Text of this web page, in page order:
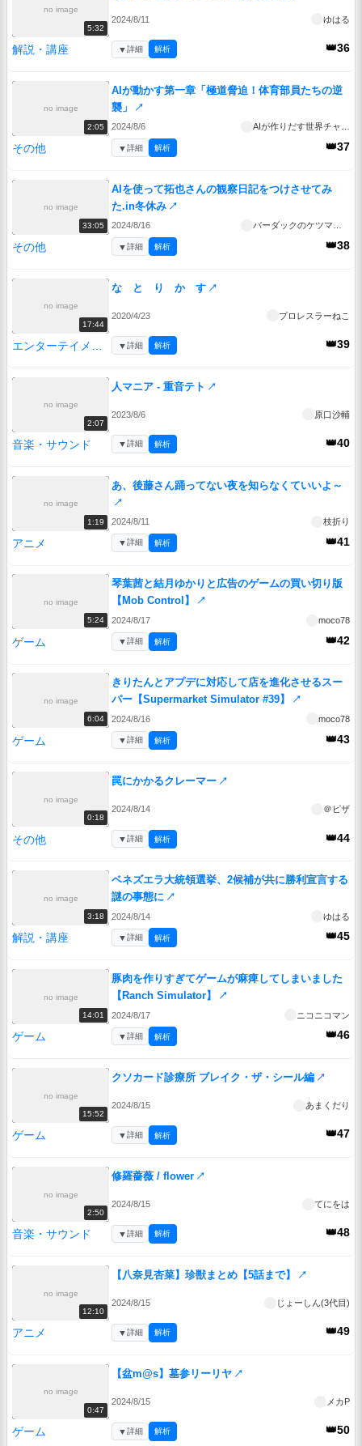
no image
5:32
2024/8/11 ゆはる
解説・講座 👑36
▼詳細 解析
no image
2:05
AIが動かす第一章「極道脅迫！体育部員たちの逆
襲」
↗
2024/8/6
その他 👑37
▼詳細 解析
no image
33:05
AIを使って拓也さんの観察日記をつけさせてみ
た.in冬休み ↗
2024/8/16
その他 👑38
▼詳細 解析
no image
17:44
な と り か す ↗
2020/4/23 プロレスラーねこ
👑39
▼詳細 解析
no image
2:07
人マニア - 重音テト ↗
2023/8/6 原口沙輔
音楽・サウンド 👑40
▼詳細 解析
no image
1:19
あ、後藤さん踊ってない夜を知らなくていいよ～
↗
2024/8/11 枝折り
アニメ 👑41
▼詳細 解析
no image
5:24
琴葉茜と結月ゆかりと広告のゲームの買い切り版
【Mob Control】
↗
2024/8/17 moco78
ゲーム 👑42
▼詳細 解析
no image
6:04
きりたんとアプデに対応して店を進化させるスー
パー【Supermarket Simulator #39】
↗
2024/8/16 moco78
ゲーム 👑43
▼詳細 解析
no image
0:18
罠にかかるクレーマー ↗
2024/8/14 ＠ピザ
その他 👑44
▼詳細 解析
no image
3:18
ベネズエラ大統領選挙、2候補が共に勝利宣言する
謎の事態に ↗
2024/8/14 ゆはる
解説・講座 👑45
▼詳細 解析
no image
14:01
豚肉を作りすぎてゲームが麻痺してしまいました
【Ranch Simulator】
↗
2024/8/17 ニコニコマン
ゲーム 👑46
▼詳細 解析
no image
15:52
クソカード診療所 ブレイク・ザ・シール編 ↗
2024/8/15 あまくだり
ゲーム 👑47
▼詳細 解析
no image
2:50
修羅薔薇 / flower ↗
2024/8/15 てにをは
音楽・サウンド 👑48
▼詳細 解析
no image
12:10
【八奈見杏菜】珍獣まとめ【5話まで】 ↗
2024/8/15 じょーしん(3代目)
アニメ 👑49
▼詳細 解析
no image
0:47
【盆m@s】墓参リーリヤ ↗
2024/8/15 メカP
ゲーム 👑50
▼詳細 解析